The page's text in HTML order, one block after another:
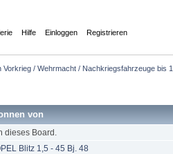
Hilfe Einloggen Registrieren
/ Wehrmacht / Nachkriegsfahrzeuge bis
von
dieses Board.
Blitz 1,5 - 45 Bj. 48